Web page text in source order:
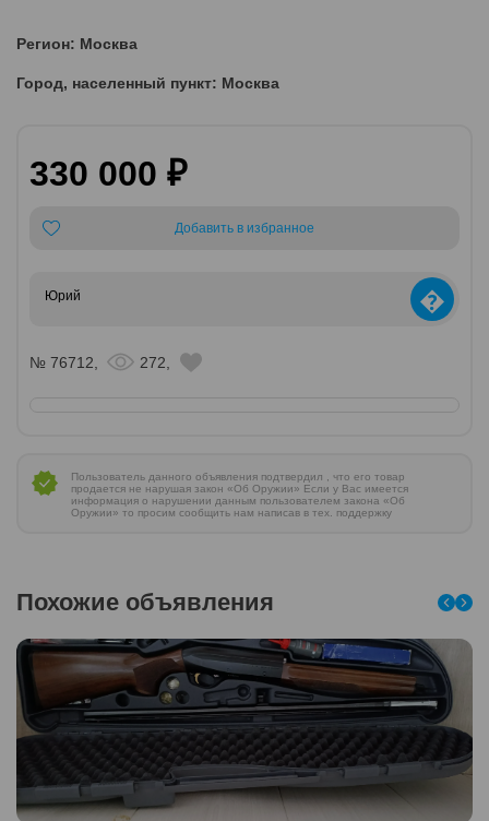
Регион: Москва
Город, населенный пункт: Москва
330 000 ₽
Добавить в избранное
Юрий �
№ 76712, 272,
Пользователь данного объявления подтвердил , что его товар
продается не нарушая закон «Об Оружии» Если у Вас имеется
информация о нарушении данным пользователем закона «Об
Оружии» то просим сообщить нам написав в тех. поддержку
Похожие объявления